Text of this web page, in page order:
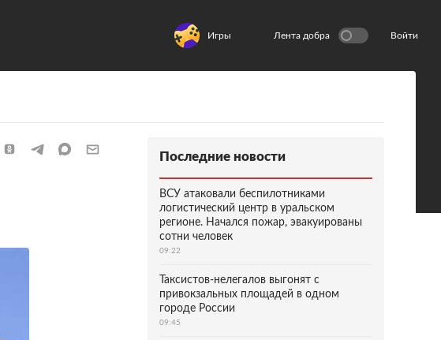
Игры Лента добра Войти
Последние новости
ВСУ атаковали беспилотниками
логистический центр в уральском
регионе. Начался пожар, эвакуированы
сотни человек
09:22
Таксистов-нелегалов выгонят с
привокзальных площадей в одном
городе России
09:45